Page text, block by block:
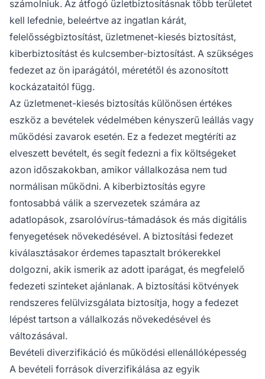
számolniuk. Az átfogó üzletbiztosításnak több területet
kell lefednie, beleértve az ingatlan kárát,
felelősségbiztosítást, üzletmenet-kiesés biztosítást,
kiberbiztosítást és kulcsember-biztosítást. A szükséges
fedezet az ön iparágától, méretétől és azonosított
kockázataitól függ.
Az üzletmenet-kiesés biztosítás különösen értékes
eszköz a bevételek védelmében kényszerű leállás vagy
működési zavarok esetén. Ez a fedezet megtéríti az
elveszett bevételt, és segít fedezni a fix költségeket
azon időszakokban, amikor vállalkozása nem tud
normálisan működni. A kiberbiztosítás egyre
fontosabbá válik a szervezetek számára az
adatlopások, zsarolóvírus-támadások és más digitális
fenyegetések növekedésével. A biztosítási fedezet
kiválasztásakor érdemes tapasztalt brókerekkel
dolgozni, akik ismerik az adott iparágat, és megfelelő
fedezeti szinteket ajánlanak. A biztosítási kötvények
rendszeres felülvizsgálata biztosítja, hogy a fedezet
lépést tartson a vállalkozás növekedésével és
változásával.
Bevételi diverzifikáció és működési ellenállóképesség
A bevételi források diverzifikálása az egyik